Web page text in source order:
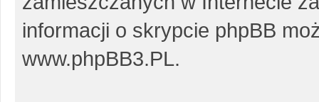
informacji o skrypcie phpBB
www.phpBB3.PL.